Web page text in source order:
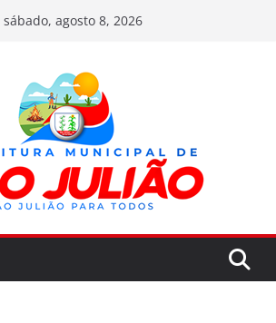
sábado, agosto 8, 2026